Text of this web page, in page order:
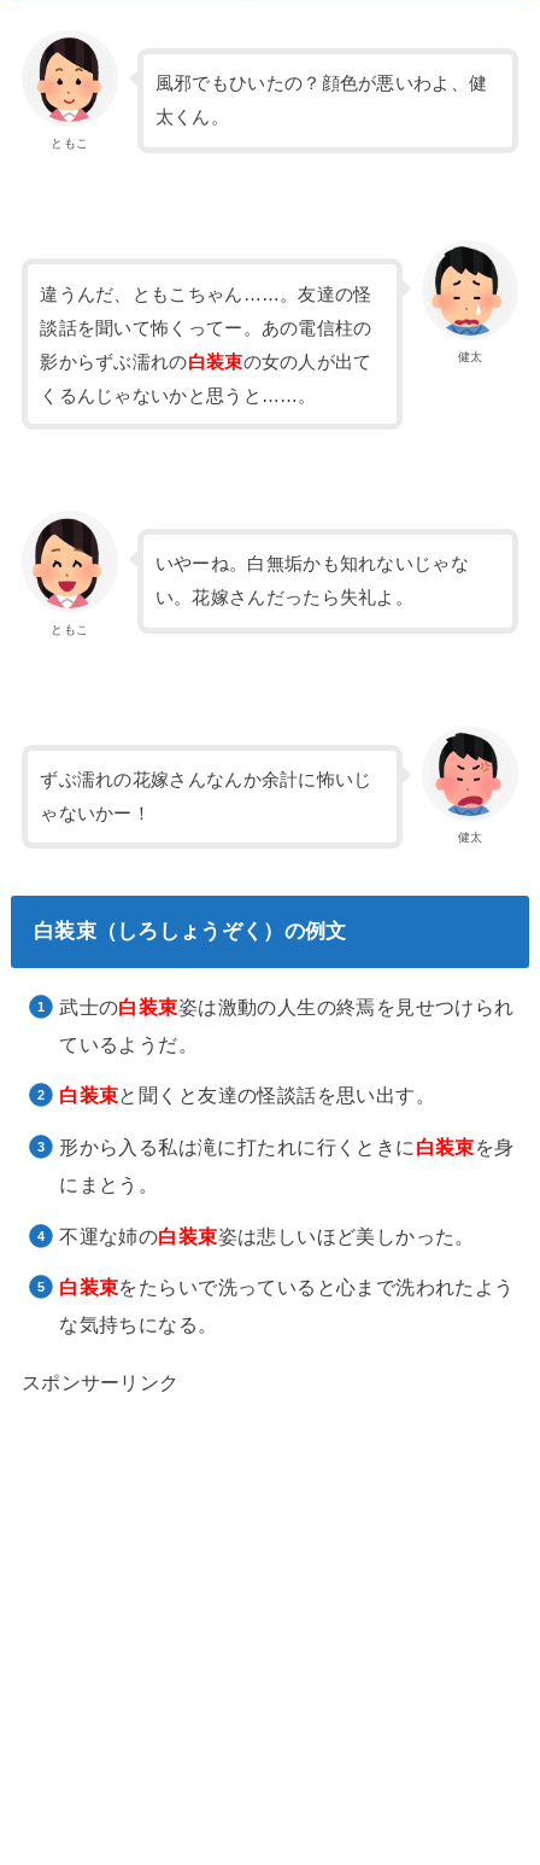
ともこ
風邪でもひいたの？顔色が悪いわよ、健
太くん。
健太
違うんだ、ともこちゃん……。友達の怪
談話を聞いて怖くってー。あの電信柱の
影からずぶ濡れの白装束の女の人が出て
くるんじゃないかと思うと……。
ともこ
いやーね。白無垢かも知れないじゃな
い。花嫁さんだったら失礼よ。
健太
ずぶ濡れの花嫁さんなんか余計に怖いじ
ゃないかー！
白装束（しろしょうぞく）の例文
武士の白装束姿は激動の人生の終焉を見せつけられ
ているようだ。
白装束と聞くと友達の怪談話を思い出す。
形から入る私は滝に打たれに行くときに 白装束を身
にまとう。
不運な姉の白装束姿は悲しいほど美しかった。
白装束をたらいで洗っていると心まで洗われたよう
な気持ちになる。
スポンサーリンク